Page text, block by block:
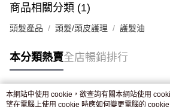
付款後門市自取，訂單確認後2-4個工作天
商品相關分類 (1)
頭髮產品 頭髮/頭皮護理 護髮油
本分類熱賣全店暢銷排行
熱門標籤
本網站中使用 cookie，欲查詢有關本網站使用
望在電腦上使用 cookie 時應如何變更電腦的